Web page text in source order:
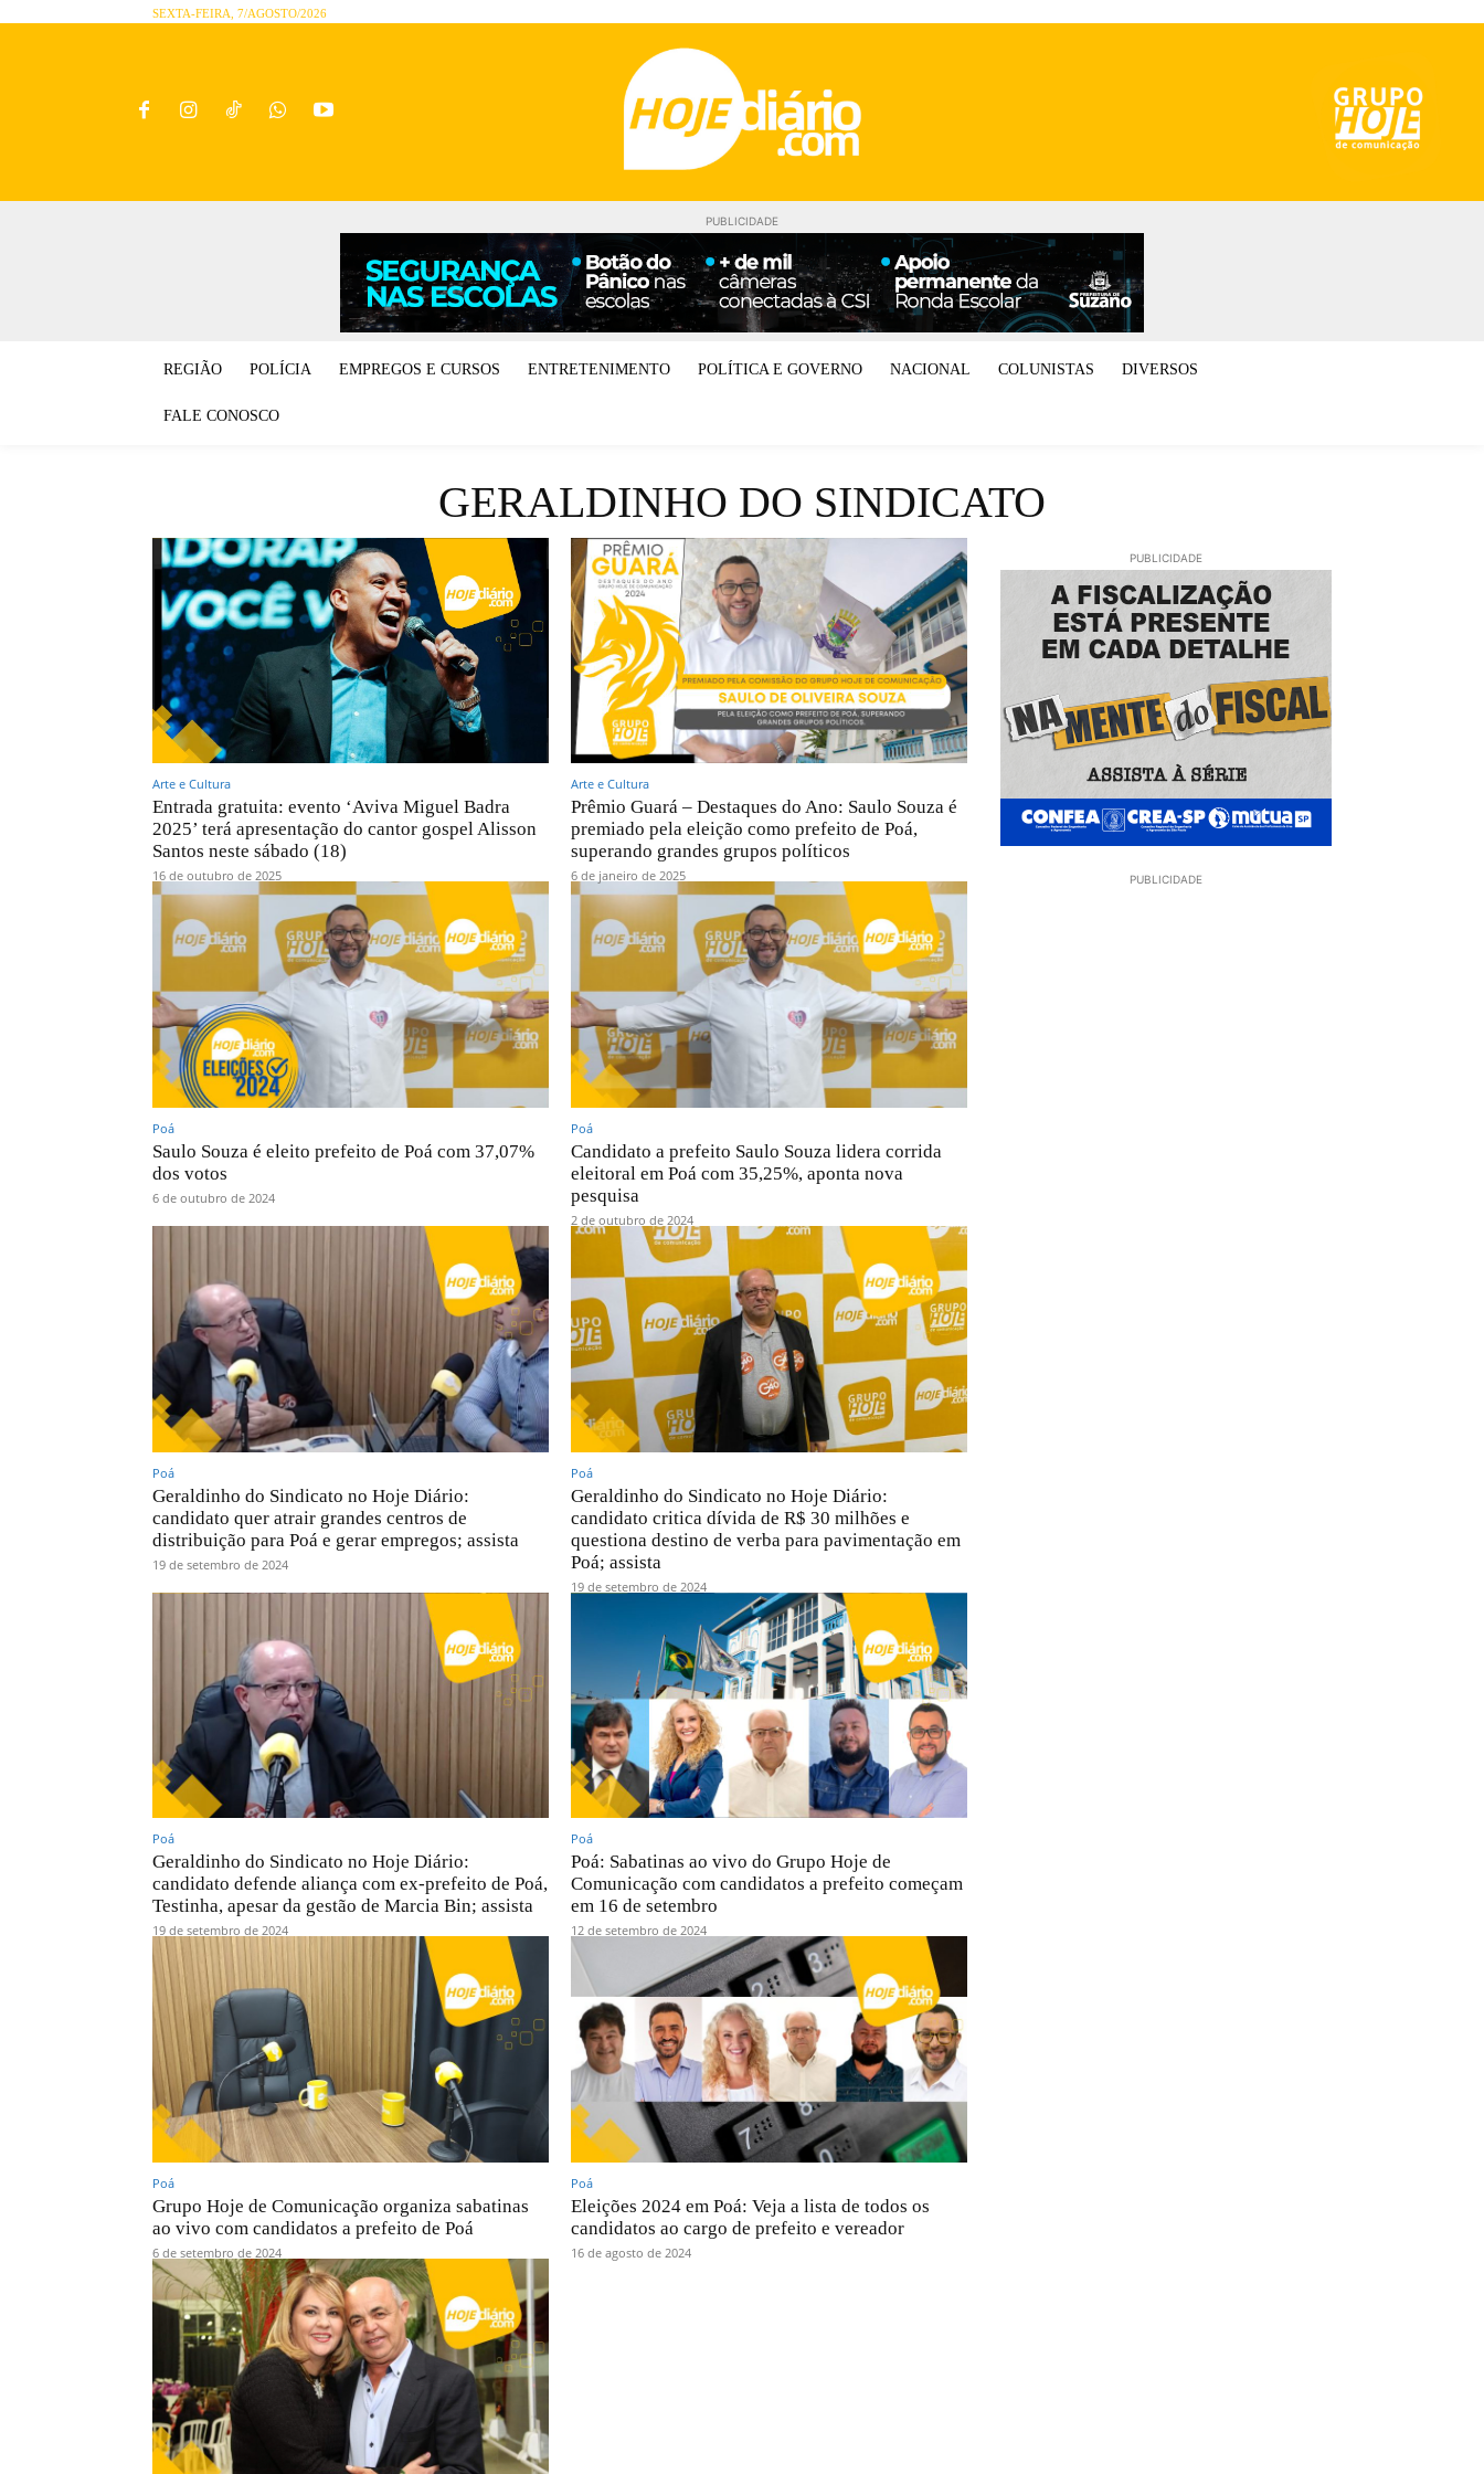
SEXTA-FEIRA, 7/AGOSTO/2026
PUBLICIDADE
REGIÃO POLÍCIA EMPREGOS E CURSOS ENTRETENIMENTO POLÍTICA E GOVERNO NACIONAL COLUNISTAS DIVERSOS
FALE CONOSCO
GERALDINHO DO SINDICATO
Arte e Cultura
Entrada gratuita: evento ‘Aviva Miguel Badra
2025’ terá apresentação do cantor gospel Alisson
Santos neste sábado (18)
16 de outubro de 2025
Arte e Cultura
Prêmio Guará – Destaques do Ano: Saulo Souza é
premiado pela eleição como prefeito de Poá,
superando grandes grupos políticos
6 de janeiro de 2025
Poá
Saulo Souza é eleito prefeito de Poá com 37,07%
dos votos
6 de outubro de 2024
Poá
Candidato a prefeito Saulo Souza lidera corrida
eleitoral em Poá com 35,25%, aponta nova
pesquisa
2 de outubro de 2024
Poá
Geraldinho do Sindicato no Hoje Diário:
candidato quer atrair grandes centros de
distribuição para Poá e gerar empregos; assista
19 de setembro de 2024
Poá
Geraldinho do Sindicato no Hoje Diário:
candidato critica dívida de R$ 30 milhões e
questiona destino de verba para pavimentação em
Poá; assista
19 de setembro de 2024
Poá
Geraldinho do Sindicato no Hoje Diário:
candidato defende aliança com ex-prefeito de Poá,
Testinha, apesar da gestão de Marcia Bin; assista
19 de setembro de 2024
Poá
Poá: Sabatinas ao vivo do Grupo Hoje de
Comunicação com candidatos a prefeito começam
em 16 de setembro
12 de setembro de 2024
Poá
Grupo Hoje de Comunicação organiza sabatinas
ao vivo com candidatos a prefeito de Poá
6 de setembro de 2024
Poá
Eleições 2024 em Poá: Veja a lista de todos os
candidatos ao cargo de prefeito e vereador
16 de agosto de 2024
PUBLICIDADE
PUBLICIDADE